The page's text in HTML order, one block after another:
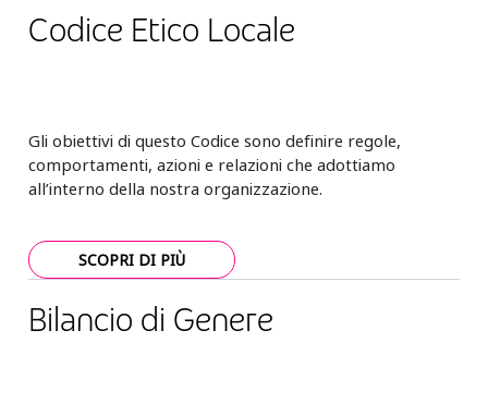
Codice Etico Locale
Gli obiettivi di questo Codice sono definire regole,
comportamenti, azioni e relazioni che adottiamo
all’interno della nostra organizzazione.
SCOPRI DI PIÙ
Bilancio di Genere